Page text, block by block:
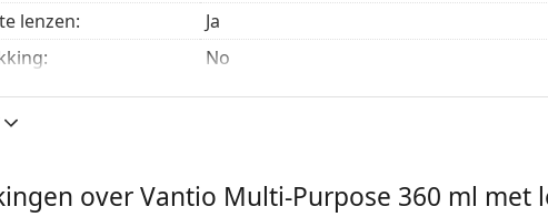
lenzen:
Ja
No
Ten minste 33 maanden
na openen:
1
over Vantio Multi-Purpose 360 ml met